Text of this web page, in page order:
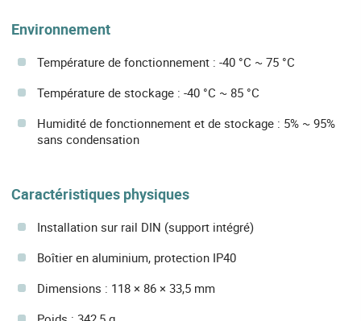
Environnement
Température de fonctionnement : -40 °C ~ 75 °C
Température de stockage : -40 °C ~ 85 °C
Humidité de fonctionnement et de stockage : 5% ~ 95%
sans condensation
Caractéristiques physiques
Installation sur rail DIN (support intégré)
Boîtier en aluminium, protection IP40
Dimensions : 118 × 86 × 33,5 mm